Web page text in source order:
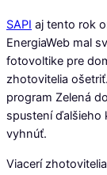
SAPI aj tento rok
EnergiaWeb mal
fotovoltike pre
zhotovitelia
program Zelená
spustení ďalšieho
vyhnúť.
Viacerí